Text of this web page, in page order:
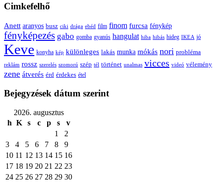
Cimkefelhő
Anett aranyos busz ciki drága ebéd film finom furcsa fénykép
fényképezés gabo gomba gyanús hangulat hiba hibás hideg IKEA jó
Keve konyha kép különleges lakás munka mókás nori probléma
reklám rossz szerelés szomorú szép tél történet unalmas vicces videó vélemény
zene átverés érd érdekes étel
Bejegyzések dátum szerint
2026. augusztus
h K s c p s
v
1
2
3
4 5 6 7 8
9
10 11 12 13 14 15 16
17 18 19 20 21 22 23
24 25 26 27 28 29 30